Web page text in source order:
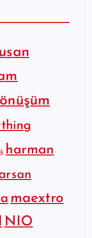
harman
maextro
NIO